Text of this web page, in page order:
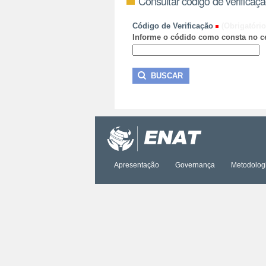
Código de Verificação
Informe o códido como consta no
Apresentação Governança